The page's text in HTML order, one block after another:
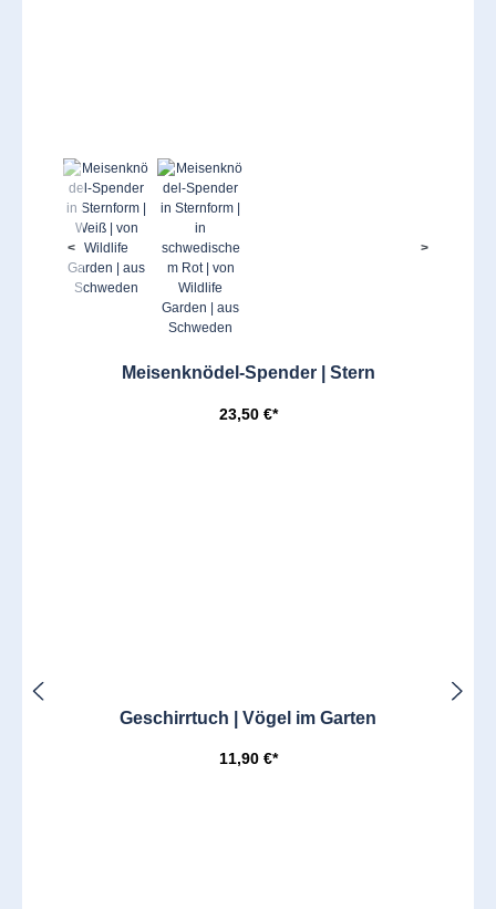
< >
Meisenknödel-Spender | Stern
23,50 €*
Geschirrtuch | Vögel im Garten
11,90 €*